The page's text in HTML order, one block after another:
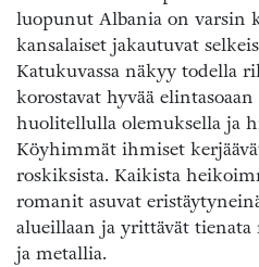
luopunut Albania on varsin
kansalaiset jakautuvat
Katukuvassa näkyy todella
korostavat hyvää
huolitellulla olemuksella ja
Köyhimmät ihmiset
roskiksista. Kaikista
romanit asuvat
alueillaan ja yrittävät tienata
ja metallia.